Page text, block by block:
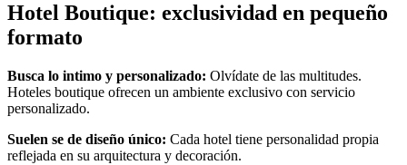
Hotel Boutique: exclusividad en pequeño
formato
Busca lo intimo y personalizado: Olvídate de las multitudes.
Hoteles boutique ofrecen un ambiente exclusivo con servicio
personalizado.
Suelen se de diseño único: Cada hotel tiene personalidad propia
reflejada en su arquitectura y decoración.